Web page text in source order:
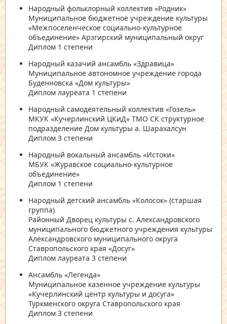
Народный фольклорный коллектив «Родник»
Муниципальное бюджетное учреждение культуры
«Межпоселенческое социально-культурное
объединение» Арзгирский муниципальный округ
Диплом 1 степени
Народный казачий ансамбль «Здравица»
Муниципальное автономное учреждение города
Буденновска «Дом культуры»
Диплом лауреата 1 степени
Народный самодеятельный коллектив «Гозель»
МКУК «Кучерлинский ЦКиД» ТМО СК структурное
подразделение Дом культуры а. Шарахалсун
Диплом 3 степени
Народный вокальный ансамбль «Истоки»
МБУК «Журавское социально-культурное
объединение»
Диплом 1 степени
Народный детский ансамбль «Колосок» (старшая
группа)
Районный Дворец культуры с. Александровского
муниципального бюджетного учреждения культуры
Александровского муниципального округа
Ставропольского края «Досуг»
Диплом лауреата 3 степени
Ансамбль «Легенда»
Муниципальное казенное учреждение культуры
«Кучерлинский центр культуры и досуга»
Туркменского округа Ставропольского края
Диплом 3 степени